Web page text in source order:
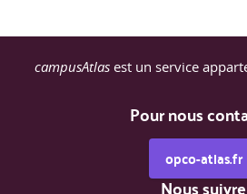
le RSSI ?
campusAtlas est un service
Pour nous
opco-atlas.fr